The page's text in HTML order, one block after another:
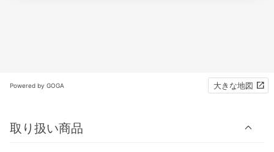
Powered by GOGA 大きな地図
取り扱い商品